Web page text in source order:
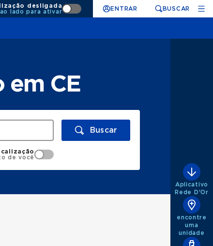
desligada
lado para ativar
ENTRAR BUSCAR
em CE
Buscar
de você
Aplicativo
Rede D'Or
encontre
uma
unidade